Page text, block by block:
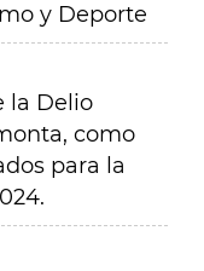
y Deporte
la Delio
como
para la